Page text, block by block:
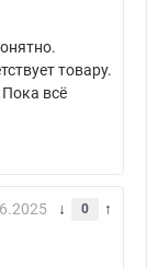
товару.
всё
0